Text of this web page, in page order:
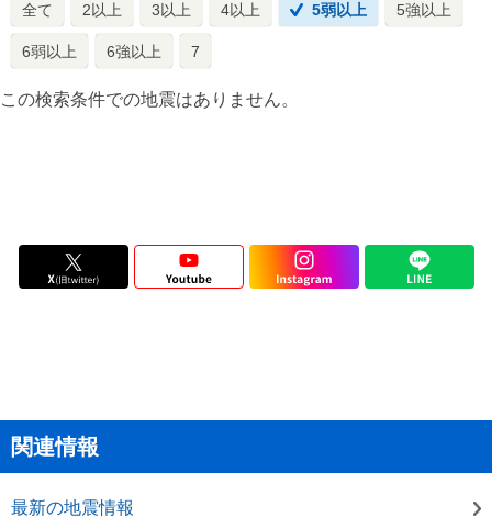
全て 2以上 3以上 4以上 5弱以上 5強以上
6弱以上 6強以上 7
この検索条件での地震はありません。
関連情報
最新の地震情報